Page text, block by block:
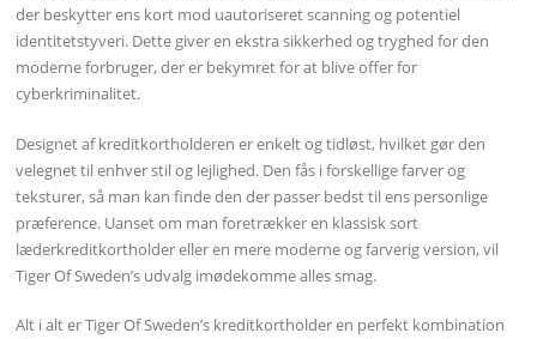
der beskytter ens kort mod uautoriseret scanning og potentiel
identitetstyveri. Dette giver en ekstra sikkerhed og tryghed for den
moderne forbruger, der er bekymret for at blive offer for
cyberkriminalitet.
Designet af kreditkortholderen er enkelt og tidløst, hvilket gør den
velegnet til enhver stil og lejlighed. Den fås i forskellige farver og
teksturer, så man kan finde den der passer bedst til ens personlige
præference. Uanset om man foretrækker en klassisk sort
læderkreditkortholder eller en mere moderne og farverig version, vil
Tiger Of Sweden’s udvalg imødekomme alles smag.
Alt i alt er Tiger Of Sweden’s kreditkortholder en perfekt kombination